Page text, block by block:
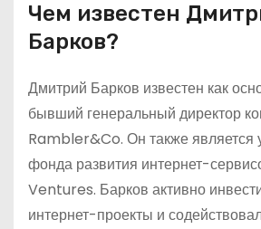
Чем известен
Барков?
Дмитрий Барков известен как
бывший генеральный директор
Rambler&Co. Он также является
фонда развития интернет-
Ventures. Барков активно
интернет-проекты и